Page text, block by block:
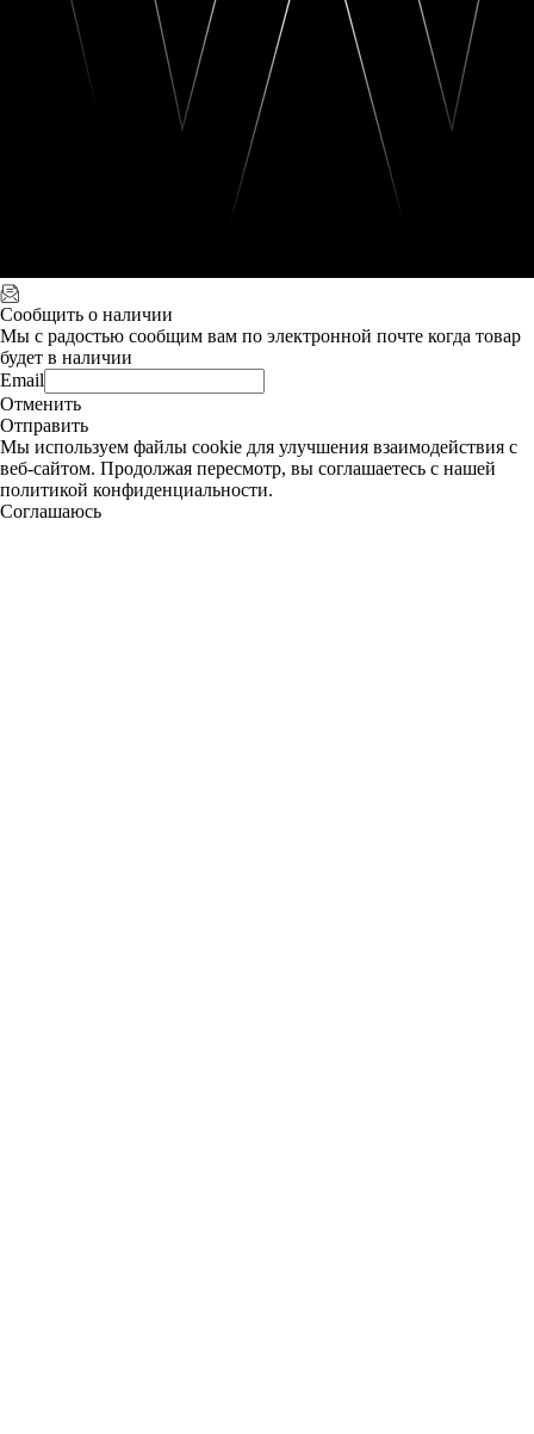
Сообщить о наличии
Мы с радостью сообщим вам по электронной почте когда товар
будет в наличии
Email
Отменить
Отправить
Мы используем файлы cookie для улучшения взаимодействия с
веб-сайтом. Продолжая пересмотр, вы соглашаетесь с нашей
политикой конфиденциальности.
Соглашаюсь